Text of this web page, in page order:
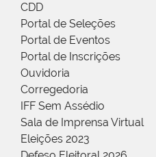
CDD
Portal de Seleções
Portal de Eventos
Portal de Inscrições
Ouvidoria
Corregedoria
IFF Sem Assédio
Sala de Imprensa Virtual
Eleições 2023